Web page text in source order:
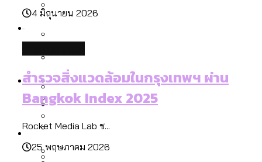
Vote62 ขอบคุณประชาชนที่ร่วม
สังเกตการณ์การเลือกตั้งชวนคุยกันถึงบท
เรียนที่เราได้รับจากเลือกตั้ง กรุงเทพฯ –
สวนสาธารณะและพื้นที่สีเขียวใน กทม. เพิ่ม
ขยะมูลฝอย 2568 [ข้อมูลดิบ]
ขยะของคน กทม. ที่ยังถูกนำไปทิ้งที่
วิดีโอ AI ในช่วงความขัดแย้งไทย-กัมพูชา
[ข้อมูลดิบ]
ความเกลียดชังที่ขายได้ : สำรวจ Hate
เมกะโปรเจ็กต์ของ กทม. ในช่วงที่มีการใช้
งบคาบเกี่ยวในยุคชัชชาติ มีอะไร ใช้งบแค่
ไหน
ควันบุหรี่ที่เข้าปอด [ข้อมูลดิบ]
สังคมผู้สูงอายุไทย [ข้อมูลดิบ]
สำรวจสังคมผู้สูงอายุไทย : 6 จังหวัดเป็น
สังคมสูงวัยระดับสุดยอด และ 64 จังหวัดที่
Database
สังคมผู้สูงอายุไทย [ข้อมูลดิบ]
Project
Bangkok Index
4 มิถุนายน 2026
สำรวจสิ่งแวดล้อมในกรุงเทพฯ ผ่าน
Bangkok Index 2025
Rocket Media Lab ช...
25 พฤษภาคม 2026